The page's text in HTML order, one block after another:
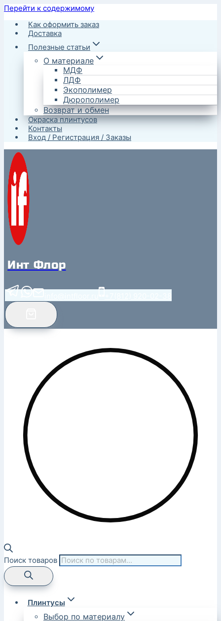
Перейти к содержимому
Как оформить заказ
Доставка
Полезные статьи
О материале
МДФ
ЛДФ
Экополимер
Дюрополимер
Возврат и обмен
Окраска плинтусов
Контакты
Вход / Регистрация / Заказы
Инт Флор
Поиск товаров
Плинтусы
Выбор по материалу